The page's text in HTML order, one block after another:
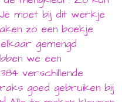
moet bij dit werkje
zo een boekje
gemengd
we een
verschillende
goed gebruiken bij